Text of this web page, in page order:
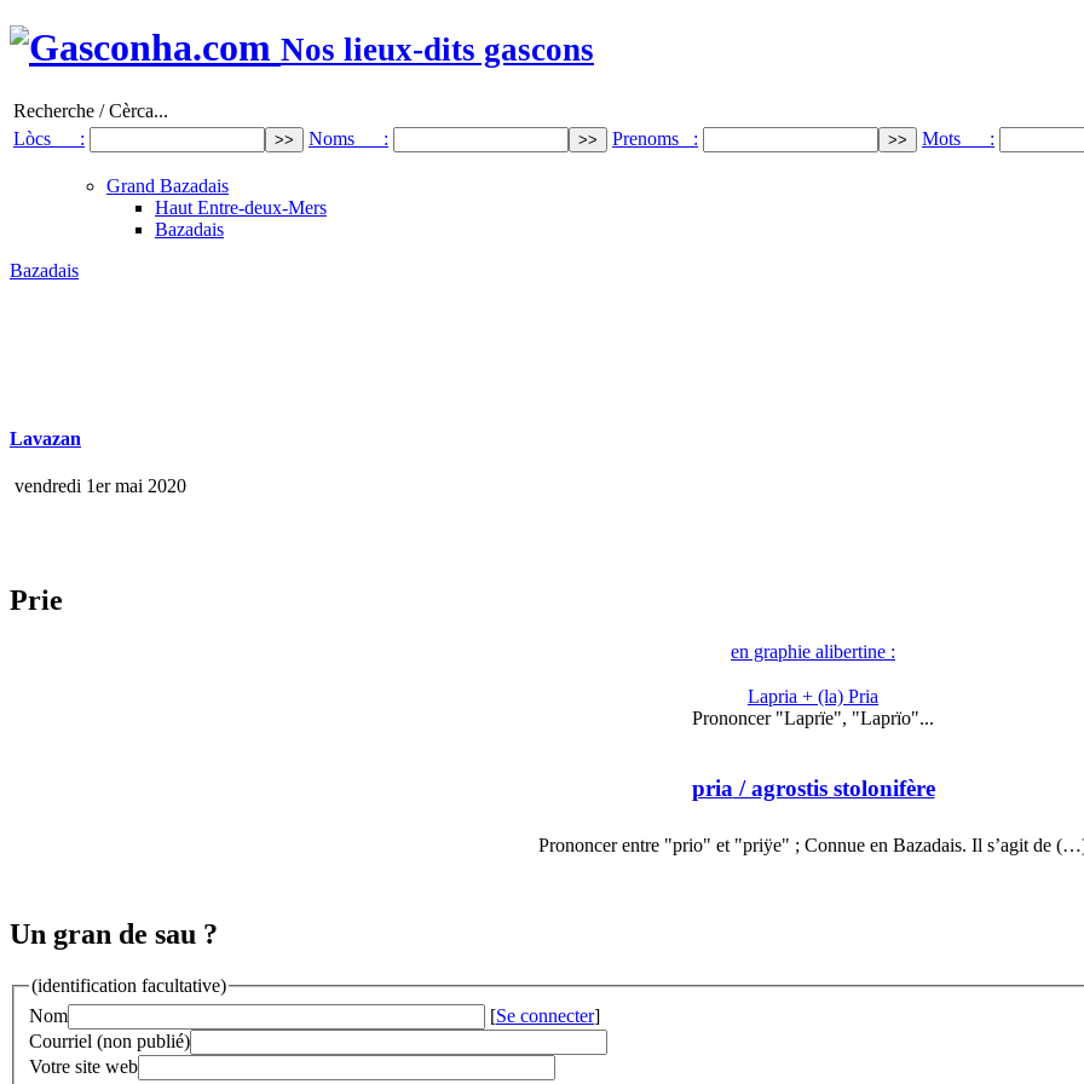
Nos lieux-dits gascons
Recherche / Cèrca...
Lòcs :
Noms : Prenoms : Mots :
Grand Bazadais
Haut Entre-deux-Mers
Bazadais
Bazadais
Lavazan
vendredi 1er mai 2020
Prie
en graphie alibertine :
Lapria + (la) Pria
Prononcer "Laprïe", "Laprïo"...
pria / agrostis stolonifère
Prononcer entre "prio" et "priÿe" ; Connue en Bazadais. Il s’agit de
Un gran de sau ?
(identification facultative)
Nom
[Se connecter]
Courriel (non publié)
Votre site web